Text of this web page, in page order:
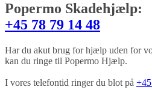
Popermo Skadehjælp:
+45 78 79 14 48
Har du akut brug for hjælp uden for
kan du ringe til Popermo Hjælp.
I vores telefontid ringer du blot på